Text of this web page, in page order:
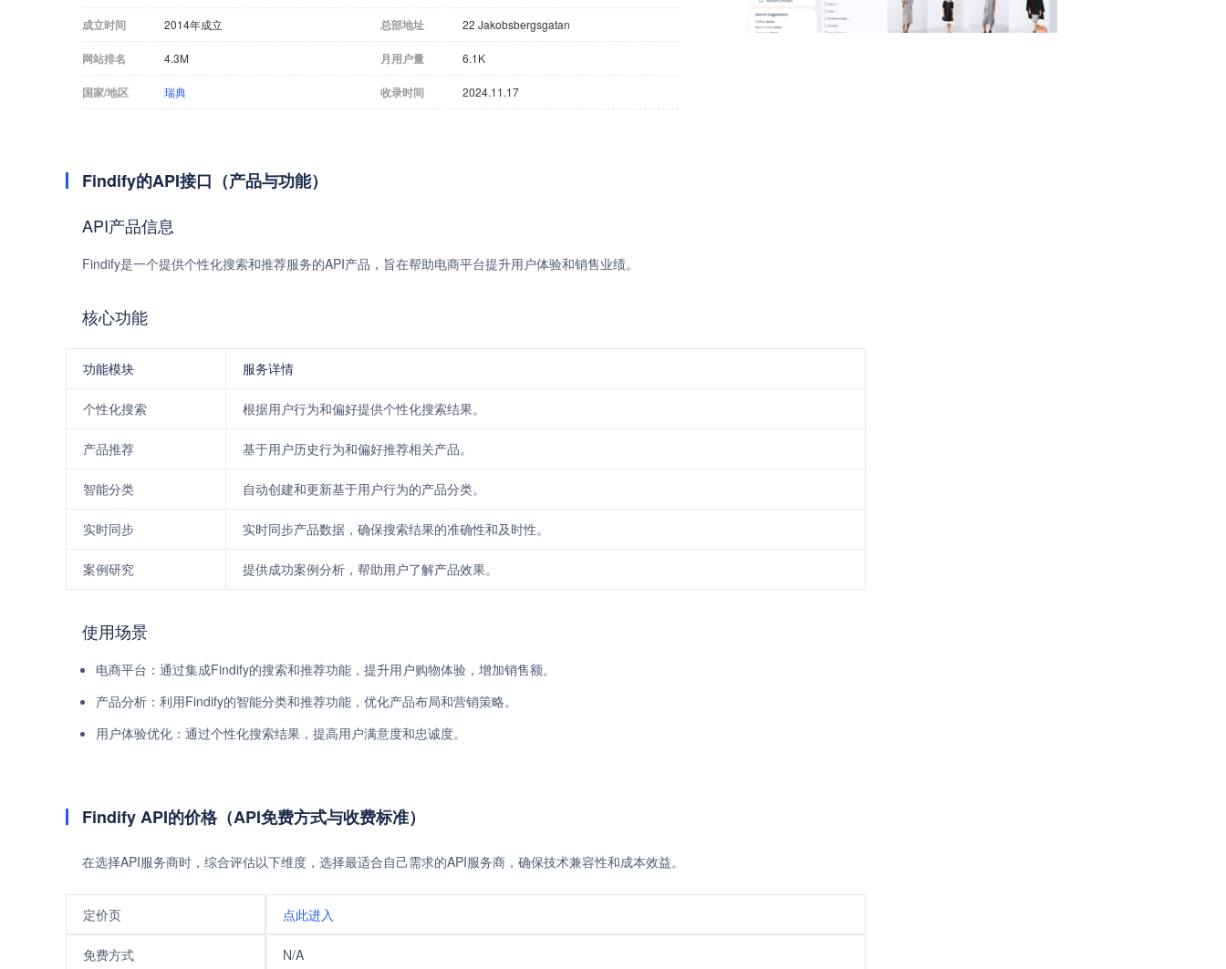
成立时间 2014年成立 总部地址 22 Jakobsbergsgatan
网站排名 4.3M 月用户量 6.1K
国家/地区 瑞典 收录时间 2024.11.17
Findify的API接口（产品与功能）
API产品信息
Findify是一个提供个性化搜索和推荐服务的API产品，旨在帮助电商平台提升用户体验和销售业绩。
核心功能
功能模块 服务详情
个性化搜索 根据用户行为和偏好提供个性化搜索结果。
产品推荐 基于用户历史行为和偏好推荐相关产品。
智能分类 自动创建和更新基于用户行为的产品分类。
实时同步 实时同步产品数据，确保搜索结果的准确性和及时性。
案例研究 提供成功案例分析，帮助用户了解产品效果。
使用场景
电商平台：通过集成Findify的搜索和推荐功能，提升用户购物体验，增加销售额。
产品分析：利用Findify的智能分类和推荐功能，优化产品布局和营销策略。
用户体验优化：通过个性化搜索结果，提高用户满意度和忠诚度。
Findify API的价格（API免费方式与收费标准）
在选择API服务商时，综合评估以下维度，选择最适合自己需求的API服务商，确保技术兼容性和成本效益。
定价页 点此进入
免费方式 N/A